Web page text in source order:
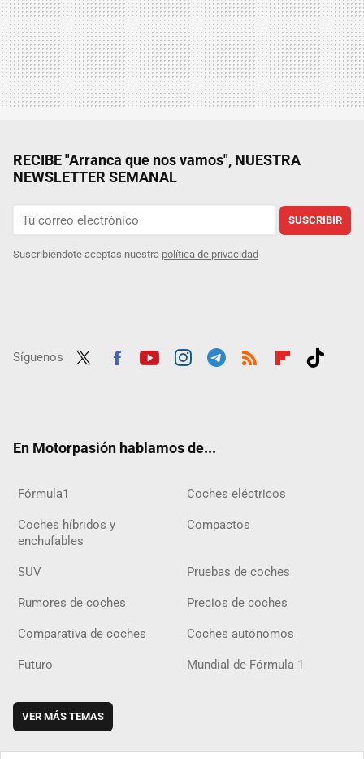
RECIBE "Arranca que nos vamos", NUESTRA
NEWSLETTER SEMANAL
SUSCRIBIR
Suscribiéndote aceptas nuestra política de privacidad
Síguenos
En Motorpasión hablamos de...
Fórmula1 Coches eléctricos
Coches híbridos y
enchufables
Compactos
SUV Pruebas de coches
Rumores de coches Precios de coches
Comparativa de coches Coches autónomos
Futuro Mundial de Fórmula 1
VER MÁS TEMAS